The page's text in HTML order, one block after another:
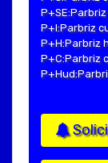
P+I:Parbriz
P+H:Parbriz
P+C:Parbriz